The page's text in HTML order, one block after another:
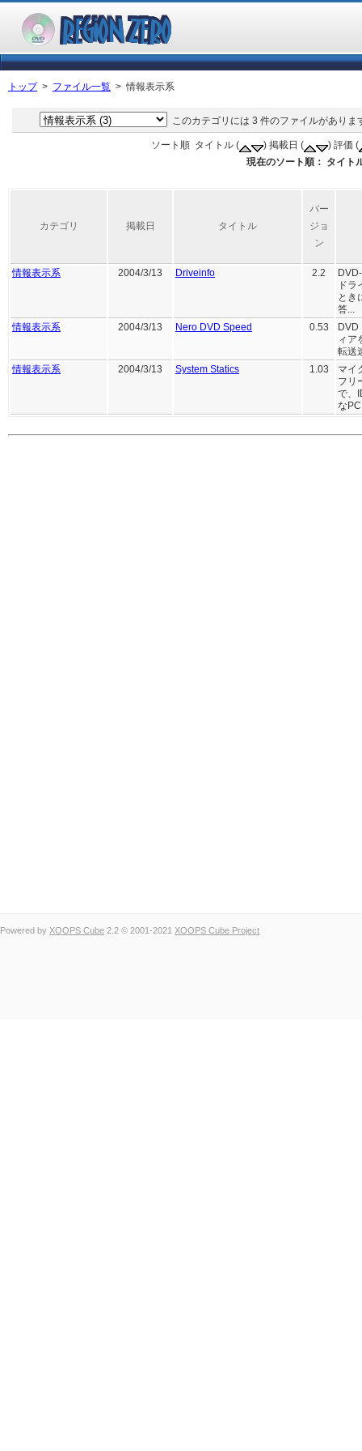
トップ> ファイル一覧 > 情報表示系
このカテゴリには 3 件のファイルがあり
ソート順 タイトル ( ) 掲載日 (
) 評価 (
現在のソート順： タイト
カテゴリ 掲載日 タイトル
バー
ジョ
ン
情報表示系 2004/3/13 Driveinfo 2.2
ド
とき
答...
情報表示系
2004/3/13 Nero DVD Speed 0.53
DVD
ィア
転送
情報表示系
2004/3/13 System Statics 1.03
マイ
フリ
で、
な
Powered by XOOPS Cube 2.2 © 2001-2021 XOOPS Cube Project